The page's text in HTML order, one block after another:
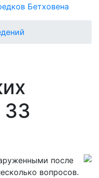
Бетховена
33
после
вопросов.